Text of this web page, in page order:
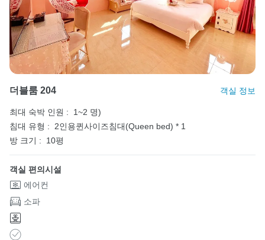
더블룸 204 객실 정보
최대 숙박 인원 :
1~2 명)
침대 유형 :
2인용퀸사이즈침대(Queen bed) * 1
방 크기 :
10평
객실 편의시설
에어컨
소파